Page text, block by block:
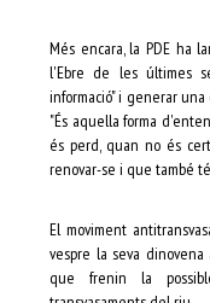
Més encara, la PDE ha
l'Ebre de les últimes
informació" i generar
"És aquella forma
és perd, quan no és
renovar-se i que també
El moviment
vespre la seva
que frenin la